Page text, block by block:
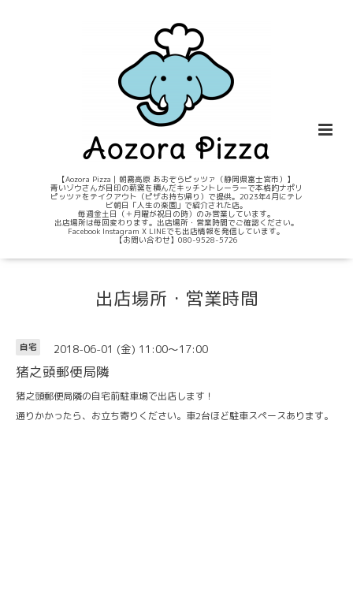
【Aozora Pizza｜朝霧高原 あおぞらピッツァ（静岡県富士宮市）】
青いゾウさんが目印の薪窯を積んだキッチントレーラーで本格的ナポリ
ピッツァをテイクアウト（ピザお持ち帰り）で提供。2023年4月にテレ
ビ朝日「人生の楽園」で紹介された店。
毎週金土日（＋月曜が祝日の時）のみ営業しています。
出店場所は毎回変わります。出店場所・営業時間でご確認ください。
Facebook Instagram X LINEでも出店情報を発信しています。
【お問い合わせ】080-9528-5726
出店場所・営業時間
自宅 2018-06-01 (金) 11:00～17:00
猪之頭郵便局隣
猪之頭郵便局隣の自宅前駐車場で出店します！
通りかかったら、お立ち寄りください。車2台ほど駐車スペースあります。